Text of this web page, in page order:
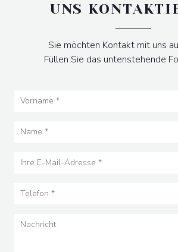
UNS
Sie möchten Kontakt mit uns
Füllen Sie das untenstehende